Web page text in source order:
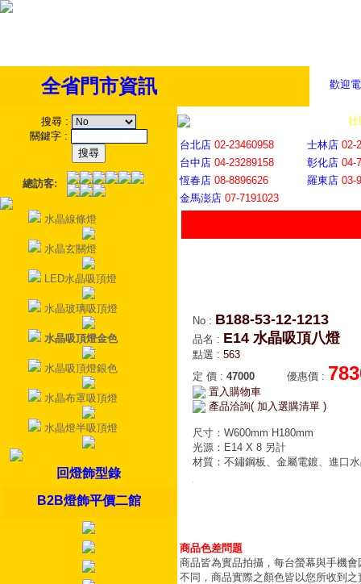
歡迎
全省門市資訊
搜尋 :
關鍵字 :
總訪客:
水晶線條燈
水晶玄關燈
LED水晶吸頂燈
水晶玻璃吸頂燈
水晶吸頂燈金色
水晶吸頂燈銀色
水晶布罩吸頂燈
水晶燈半吸頂燈
回燈飾型錄
B2B燈飾平價二館
社
台北店 02-23460958 士林店 02-
台中店 04-23289158 彰化店 04-
恆春店 08-8896626 羅東店 03-
金馬澎店 07-7191023
No : B188-53-12-1213
品名 : E14 水晶吸頂八燈
點選 : 563
定 價 : 47000 優惠價 :
置入購物車
產品洽詢( 加入選購清單 )
尺寸：W600mm H180mm
光源：E14 X 8 另計
材質：不鏽鋼板、金屬電鍍、進口
商品色差問題
商品皆為實品拍攝，每台螢幕與手機
不同，商品實際之顏色皆以您所收到之